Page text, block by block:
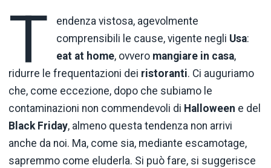
T
endenza vistosa, agevolmente
comprensibili le cause, vigente negli Usa:
eat at home, ovvero mangiare in casa,
ridurre le frequentazioni dei ristoranti. Ci auguriamo
che, come eccezione, dopo che subiamo le
contaminazioni non commendevoli di Halloween e del
Black Friday, almeno questa tendenza non arrivi
anche da noi. Ma, come sia, mediante escamotage,
sapremmo come eluderla. Si può fare, si suggerisce